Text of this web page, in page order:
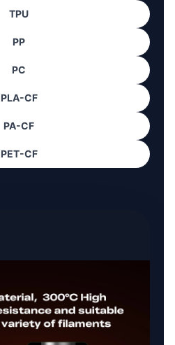
TPU
PP
PC
PLA-CF
PA-CF
PET-CF